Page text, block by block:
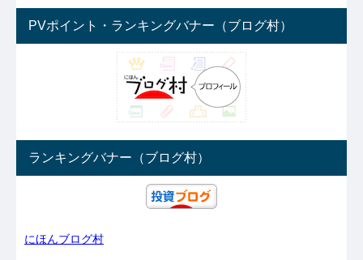
PVポイント・ランキングバナー（ブログ村）
ランキングバナー（ブログ村）
にほんブログ村